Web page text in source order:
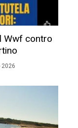
Wwf contro